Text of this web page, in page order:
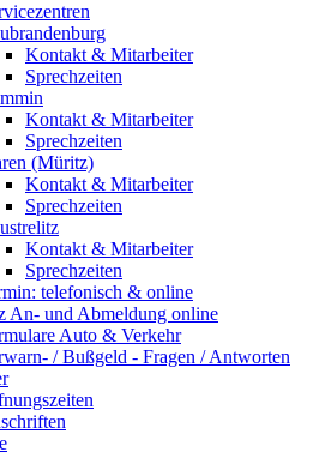
Kontakt & Mitarbeiter
Sprechzeiten
Kontakt & Mitarbeiter
Sprechzeiten
(Müritz)
Kontakt & Mitarbeiter
Sprechzeiten
Kontakt & Mitarbeiter
Sprechzeiten
telefonisch & online
An- und Abmeldung online
Auto & Verkehr
/ Bußgeld - Fragen / Antworten